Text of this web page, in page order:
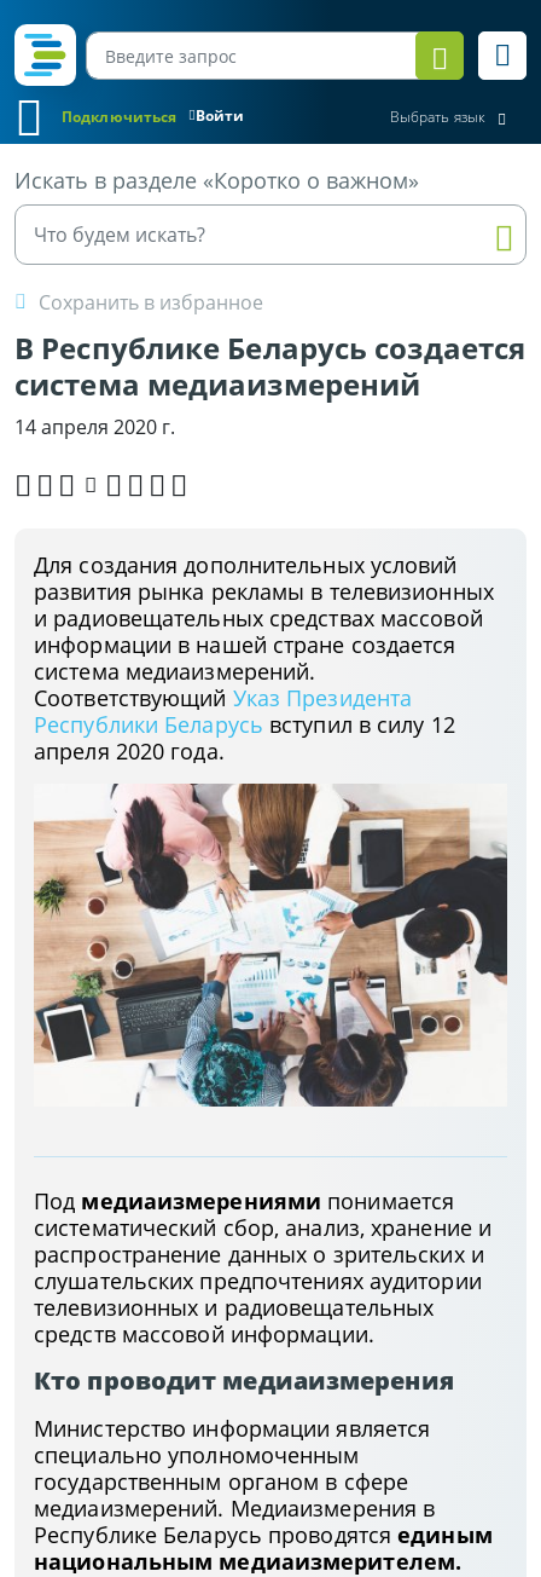
Войти
Подключиться Выбрать язык
Искать в разделе «Коротко о важном»
Сохранить в избранное
В Республике Беларусь создается
система медиаизмерений
Все материалы
14 апреля 2020 г.
Для создания дополнительных условий
развития рынка рекламы в телевизионных
и радиовещательных средствах массовой
информации в нашей стране создается
система медиаизмерений.
Соответствующий Указ Президента
Республики Беларусь вступил в силу 12
апреля 2020 года.
Под медиаизмерениями понимается
систематический сбор, анализ, хранение и
распространение данных о зрительских и
слушательских предпочтениях аудитории
телевизионных и радиовещательных
средств массовой информации.
Кто проводит медиаизмерения
Министерство информации является
специально уполномоченным
государственным органом в сфере
медиаизмерений. Медиаизмерения в
Республике Беларусь проводятсяединым
национальным медиаизмерителем.